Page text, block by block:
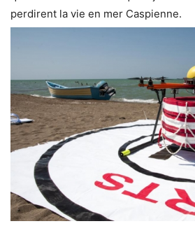
perdirent la vie en mer Caspienne.